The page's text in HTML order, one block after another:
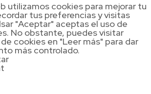
utilizamos cookies para mejorar tu
tus preferencias y visitas
"Aceptar" aceptas el uso de
No obstante, puedes visitar
cookies en "Leer más" para dar
más controlado.